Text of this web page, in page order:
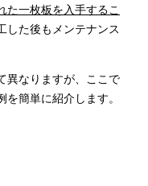
た一枚板を入手するこ
した後もメンテナンス
異なりますが、ここで
簡単に紹介します。